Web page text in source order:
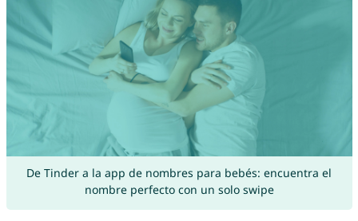
De Tinder a la app de nombres para bebés: encuentra el
nombre perfecto con un solo swipe